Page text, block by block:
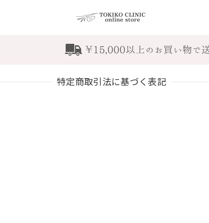
特定商取引法に基づく表記